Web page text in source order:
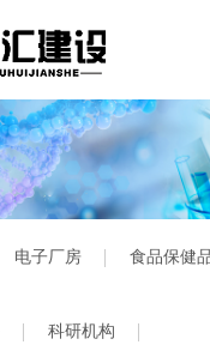
电子厂房 食品保健
科研机构